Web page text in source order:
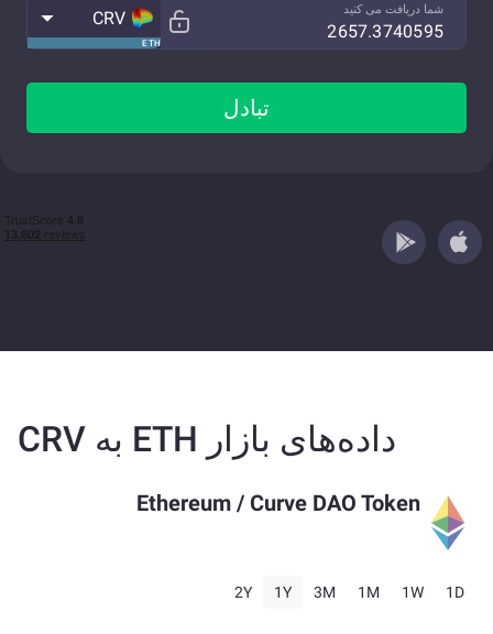
شما دریافت می کنید
ETH
CRV
تبادل
داده‌های بازار ETH به CRV
Ethereum / Curve DAO Token
1D
1W
1M
3M
1Y
2Y